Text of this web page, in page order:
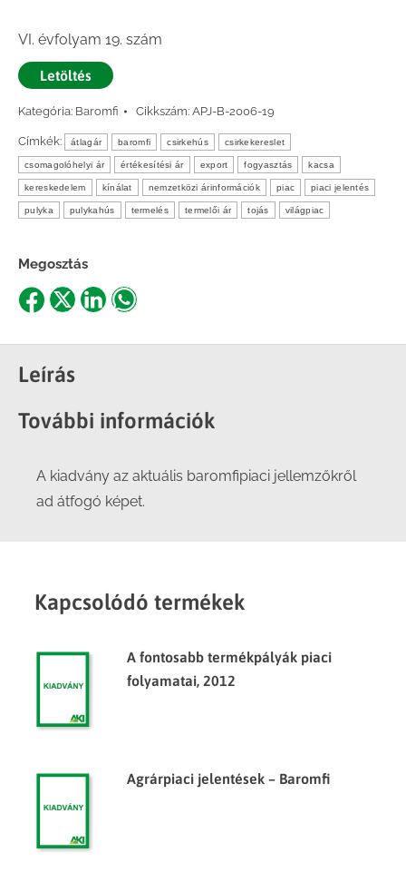
VI. évfolyam 19. szám
Letöltés
Kategória: Baromfi Cikkszám: APJ-B-2006-19
Címkék: átlagár baromfi csirkehús csirkekereslet
csomagolóhelyi ár értékesítési ár export fogyasztás kacsa
kereskedelem kínálat nemzetközi árinformációk piac piaci jelentés
pulyka pulykahús termelés termelői ár tojás világpiac
Megosztás
Share
Facebook
Share
X
ShareShare
Leírás
További információk
A kiadvány az aktuális baromfipiaci jellemzőkről
ad átfogó képet.
Kapcsolódó termékek
A fontosabb termékpályák piaci
folyamatai, 2012
Agrárpiaci jelentések – Baromfi